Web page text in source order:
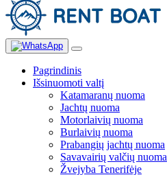
Pagrindinis
Išsinuomoti valtį
Katamaranų nuoma
Jachtų nuoma
Motorlaivių nuoma
Burlaivių nuoma
Prabangių jachtų nuoma
Savavairių valčių nuoma
Žvejyba Tenerifėje